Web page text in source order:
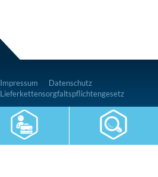
Impressum
Datenschutz
Lieferkettensorgfaltspflichtengesetz